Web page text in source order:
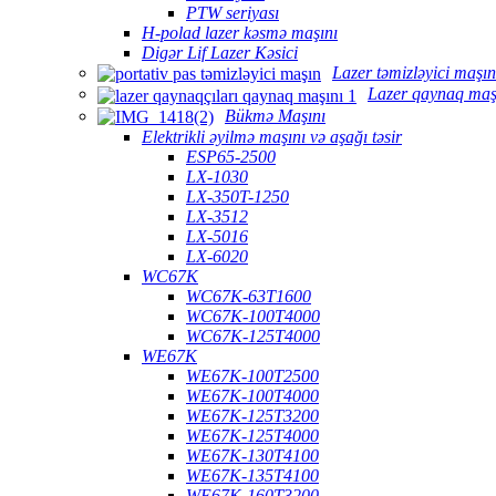
PTW seriyası
H-polad lazer kəsmə maşını
Digər Lif Lazer Kəsici
Lazer təmizləyici maşın
Lazer qaynaq
Bükmə Maşını
Elektrikli əyilmə maşını və aşağı təsir
ESP65-2500
LX-1030
LX-350T-1250
LX-3512
LX-5016
LX-6020
WC67K
WC67K-63T1600
WC67K-100T4000
WC67K-125T4000
WE67K
WE67K-100T2500
WE67K-100T4000
WE67K-125T3200
WE67K-125T4000
WE67K-130T4100
WE67K-135T4100